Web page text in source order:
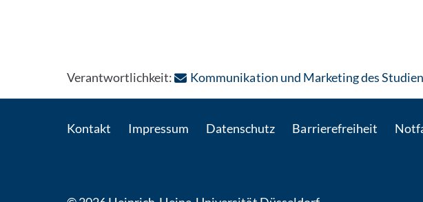
Verantwortlichkeit: Kommunikation und Marketing des
Kontakt Impressum Datenschutz Barrierefreiheit